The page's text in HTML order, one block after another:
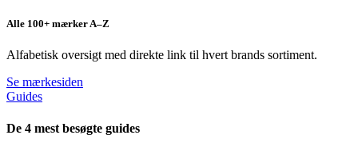
Alle 100+ mærker A–Z
Alfabetisk oversigt med direkte link til hvert brands sortiment.
Se mærkesiden
Guides
De 4 mest besøgte guides